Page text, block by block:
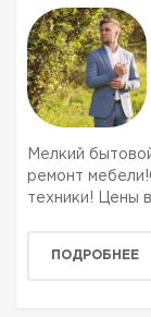
Мелкий
ремонт
техники! Цены
ПОДРОБНЕЕ